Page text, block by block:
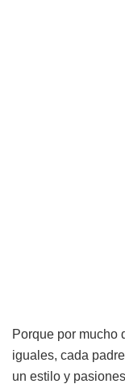
Porque por mucho
iguales, cada
un estilo y